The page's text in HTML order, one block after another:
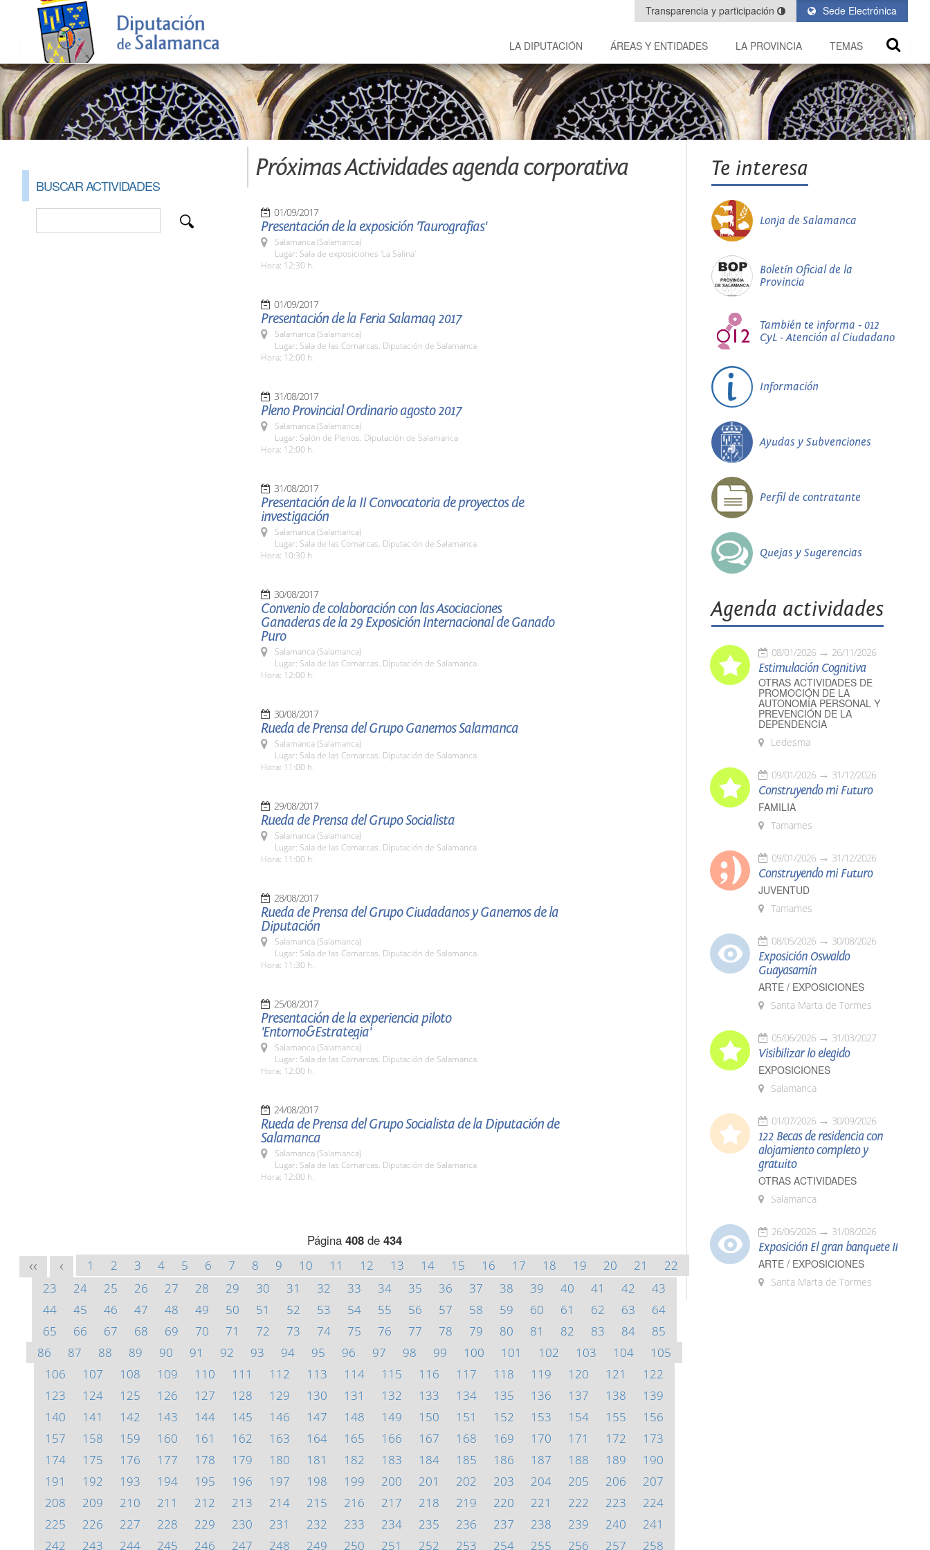
Sede Electrónica
Transparencia y participación
LA DIPUTACIÓN ÁREAS Y ENTIDADES LA PROVINCIA TEMAS
BUSCAR ACTIVIDADES
Próximas Actividades agenda corporativa
01/09/2017
Presentación de la exposición 'Taurografías'
Salamanca (Salamanca)
Lugar: Sala de exposiciones 'La Salina'
Hora: 12:30 h.
01/09/2017
Presentación de la Feria Salamaq 2017
Salamanca (Salamanca)
Lugar: Sala de las Comarcas. Diputación de Salamanca
Hora: 12:00 h.
31/08/2017
Pleno Provincial Ordinario agosto 2017
Salamanca (Salamanca)
Lugar: Salón de Plenos. Diputación de Salamanca
Hora: 12:00 h.
31/08/2017
Presentación de la II Convocatoria de proyectos de
investigación
Salamanca (Salamanca)
Lugar: Sala de las Comarcas. Diputación de Salamanca
Hora: 10:30 h.
30/08/2017
Convenio de colaboración con las Asociaciones
Ganaderas de la 29 Exposición Internacional de Ganado
Puro
Salamanca (Salamanca)
Lugar: Sala de las Comarcas. Diputación de Salamanca
Hora: 12:00 h.
30/08/2017
Rueda de Prensa del Grupo Ganemos Salamanca
Salamanca (Salamanca)
Lugar: Sala de las Comarcas. Diputación de Salamanca
Hora: 11:00 h.
29/08/2017
Rueda de Prensa del Grupo Socialista
Salamanca (Salamanca)
Lugar: Sala de las Comarcas. Diputación de Salamanca
Hora: 11:00 h.
28/08/2017
Rueda de Prensa del Grupo Ciudadanos y Ganemos de la
Diputación
Salamanca (Salamanca)
Lugar: Sala de las Comarcas. Diputación de Salamanca
Hora: 11:30 h.
25/08/2017
Presentación de la experiencia piloto
'Entorno&Estrategia'
Salamanca (Salamanca)
Lugar: Sala de las Comarcas. Diputación de Salamanca
Hora: 12:00 h.
24/08/2017
Rueda de Prensa del Grupo Socialista de la Diputación de
Salamanca
Salamanca (Salamanca)
Lugar: Sala de las Comarcas. Diputación de Salamanca
Hora: 12:00 h.
Página 408de 434
<< < 1 2 3 4 5 6 7 8 9 10 11 12 13 14 15 16 17 18 19 20 21
22
23
24 25 26 27 28 29 30 31 32 33 34 35 36 37 38 39 40 41 42
43
44
45 46 47 48 49 50 51 52 53 54 55 56 57 58 59 60 61 62 63
64
65
66 67 68 69 70 71 72 73 74 75 76 77 78 79 80 81 82 83 84
85
86
87 88 89 90 91 92 93 94 95 96 97 98 99 100 101 102 103 104
105
106
107 108 109 110 111 112 113 114 115 116 117 118 119 120 121
122
123
124 125 126 127 128 129 130 131 132 133 134 135 136 137 138
139
140
141 142 143 144 145 146 147 148 149 150 151 152 153 154 155
156
157
158 159 160 161 162 163 164 165 166 167 168 169 170 171 172
173
174
175 176 177 178 179 180 181 182 183 184 185 186 187 188 189
190
191
192 193 194 195 196 197 198 199 200 201 202 203 204 205 206
207
208
209 210 211 212 213 214 215 216 217 218 219 220 221 222 223
224
225
226 227 228 229 230 231 232 233 234 235 236 237 238 239 240
241
242
243 244 245 246 247 248 249 250 251 252 253 254 255 256 257 258
Te interesa
Lonja de Salamanca
Boletín Oficial de la
Provincia
También te informa - 012
CyL - Atención al Ciudadano
Información
Ayudas y Subvenciones
Perfil de contratante
Quejas y Sugerencias
Agenda actividades
08/01/2026 26/11/2026
Estimulación Cognitiva
OTRAS ACTIVIDADES DE
PROMOCIÓN DE LA
AUTONOMÍA PERSONAL Y
PREVENCIÓN DE LA
DEPENDENCIA
Ledesma
09/01/2026 31/12/2026
Construyendo mi Futuro
FAMILIA
Tamames
09/01/2026 31/12/2026
Construyendo mi Futuro
JUVENTUD
Tamames
08/05/2026 30/08/2026
Exposición Oswaldo
Guayasamín
ARTE / EXPOSICIONES
Santa Marta de Tormes
05/06/2026 31/03/2027
Visibilizar lo elegido
EXPOSICIONES
Salamanca
01/07/2026 30/09/2026
122 Becas de residencia con
alojamiento completo y
gratuito
OTRAS ACTIVIDADES
Salamanca
26/06/2026 31/08/2026
Exposición El gran banquete II
ARTE / EXPOSICIONES
Santa Marta de Tormes